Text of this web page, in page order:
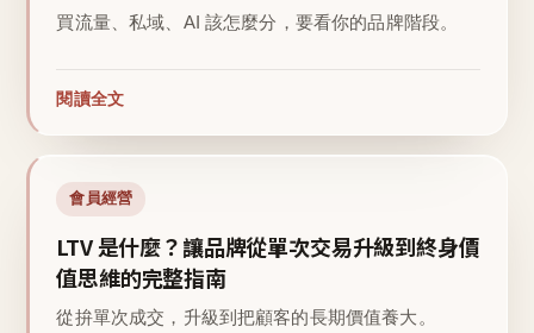
買流量、私域、AI 該怎麼分，要看你的品牌階段。
閱讀全文
會員經營
LTV 是什麼？讓品牌從單次交易升級到終身價
值思維的完整指南
從拚單次成交，升級到把顧客的長期價值養大。